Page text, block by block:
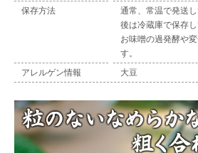
保存方法
通常、常温で発送
後は冷蔵庫で保存し
お味噌の過発酵や
す。
アレルゲン情報
大豆